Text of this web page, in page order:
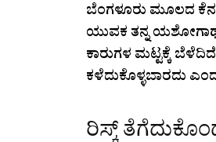
ಬೆಂಗಳೂರು ಮೂಲದ
ಯುವಕ ತನ್ನ ಯಶೋಗಾಥೆ
ಕಾರುಗಳ ಮಟ್ಟಕ್ಕೆ
ಕಳೆದುಕೊಳ್ಳಬಾರದು
ರಿಸ್ಕ್